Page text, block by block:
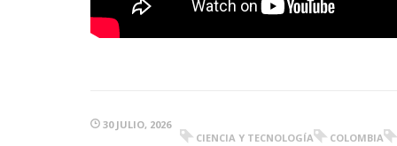
30 JULIO, 2026
CIENCIA Y TECNOLOGÍA
COLOMBIA